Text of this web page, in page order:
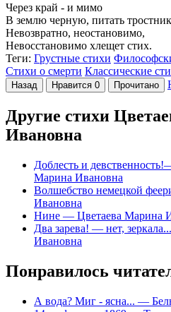
Через край - и мимо
В землю черную, питать
Невозвратно, неостановимо,
Невосстановимо хлещет стих.
Теги: Грустные стихи
Стихи о смерти Классические
Назад Нравится 0 Прочитано
Другие стихи
Ивановна
Доблесть и
Марина Ивановна
Волшебство немецкой
Ивановна
Нине — Цветаева Марина
Два зарева! — нет, зеркала...
Ивановна
Понравилось
А вода? Миг - ясна... —